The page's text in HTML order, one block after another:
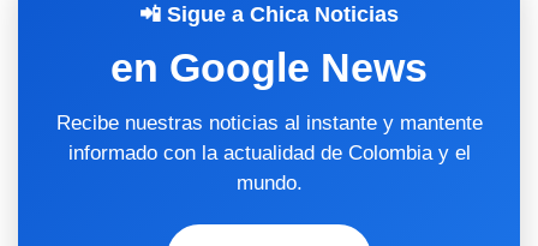
📲 Sigue a Chica Noticias
en Google News
Recibe nuestras noticias al instante y mantente
informado con la actualidad de Colombia y el
mundo.